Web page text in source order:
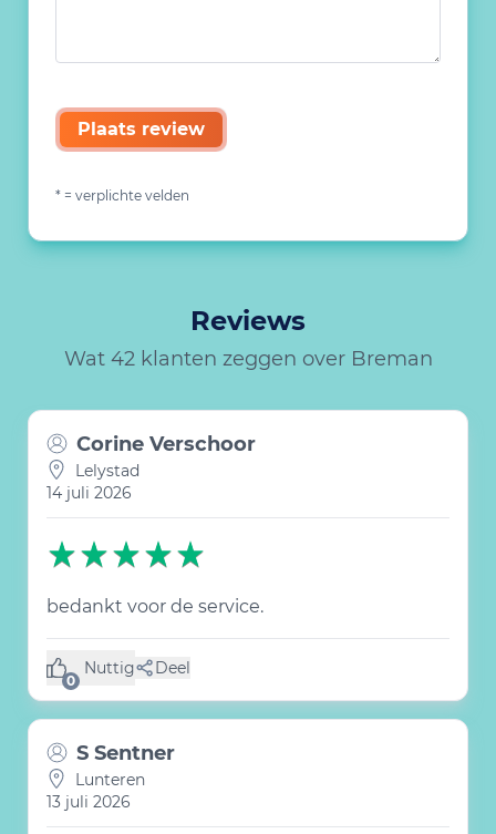
Plaats review
* = verplichte velden
Reviews
Wat 42 klanten zeggen over Breman
Corine Verschoor
Lelystad
14 juli 2026
bedankt voor de service.
0
Nuttig
(0 like) Deel
S Sentner
Lunteren
13 juli 2026